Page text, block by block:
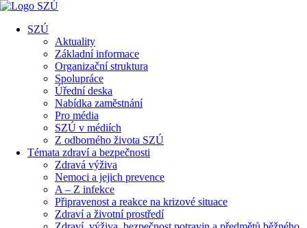
SZÚ
Aktuality
Základní informace
Organizační struktura
Spolupráce
Úřední deska
Nabídka zaměstnání
Pro média
SZÚ v médiích
Z odborného života SZÚ
Témata zdraví a bezpečnosti
Zdravá výživa
Nemoci a jejich prevence
A – Z infekce
Připravenost a reakce na krizové situace
Zdraví a životní prostředí